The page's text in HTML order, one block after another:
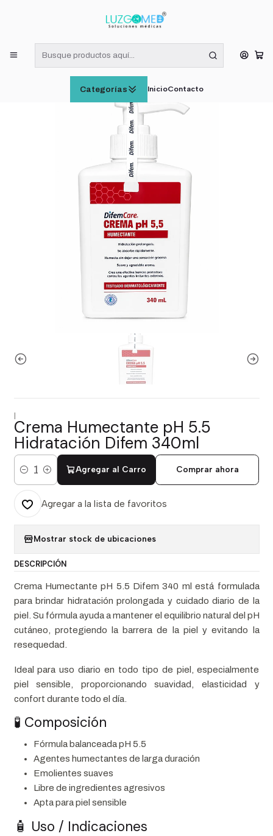
Categorías InicioContacto
¡RECIBE HOY! COMPRAS DE LUNES A VIERNES HASTA LAS 16:00
Inicio
CUIDADO E HIGIENE PERSONAL
Crema Humectante pH 5.5 Hidratación Difem 340ml
Crema Humectante pH 5.5
Hidratación Difem 340ml
Cantidad
Agregar al Carro Comprar ahora
Agregar a la lista de favoritos
Mostrar stock de ubicaciones
DESCRIPCIÓN
Crema Humectante pH 5.5 Difem 340 ml está formulada
para brindar hidratación prolongada y cuidado diario de la
piel. Su fórmula ayuda a mantener el equilibrio natural del pH
cutáneo, protegiendo la barrera de la piel y evitando la
resequedad.
Ideal para uso diario en todo tipo de piel, especialmente
piel sensible, proporcionando suavidad, elasticidad y
confort durante todo el día.
🧪 Composición
Fórmula balanceada pH 5.5
Agentes humectantes de larga duración
Emolientes suaves
Libre de ingredientes agresivos
Apta para piel sensible
🧴 Uso / Indicaciones